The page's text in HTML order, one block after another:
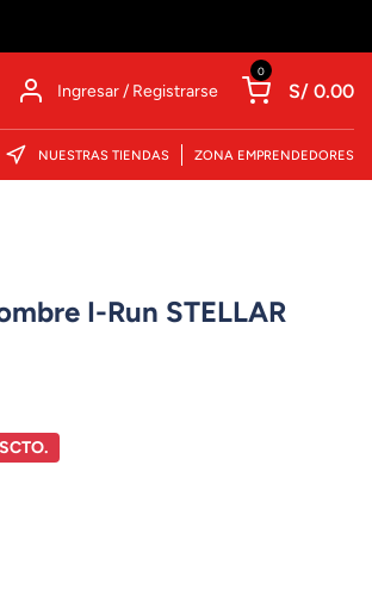
Ingresar / Registrarse
0
S/ 0.00
NUESTRAS TIENDAS ZONA EMPRENDEDORES
I-Run STELLAR